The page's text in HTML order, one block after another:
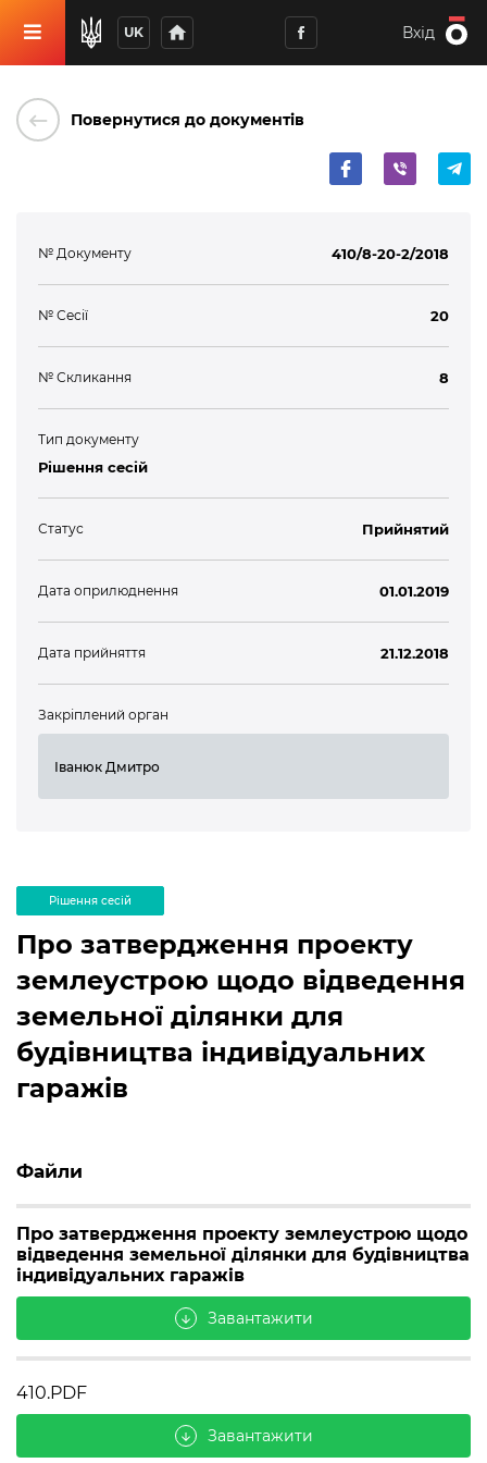
UK home Вхід
keyboard_backspace Повернутися до документів
№ Документу 410/8-20-2/2018
№ Сесії 20
№ Скликання 8
Тип документу
Рішення сесій
Статус Прийнятий
Дата оприлюднення 01.01.2019
Дата прийняття 21.12.2018
Закріплений орган
Іванюк Дмитро
Рішення сесій
Про затвердження проекту
землеустрою щодо відведення
земельної ділянки для
будівництва індивідуальних
гаражів
Файли
Про затвердження проекту землеустрою щодо
відведення земельної ділянки для будівництва
індивідуальних гаражів
arrow_downward Завантажити
410.PDF
arrow_downward Завантажити